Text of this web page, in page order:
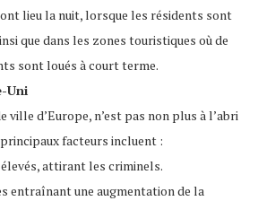
lieu la nuit, lorsque les résidents sont
que dans les zones touristiques où de
sont loués à court terme.
Uni
ville d’Europe, n’est pas non plus à l’abri
facteurs incluent :
attirant les criminels.
entraînant une augmentation de la